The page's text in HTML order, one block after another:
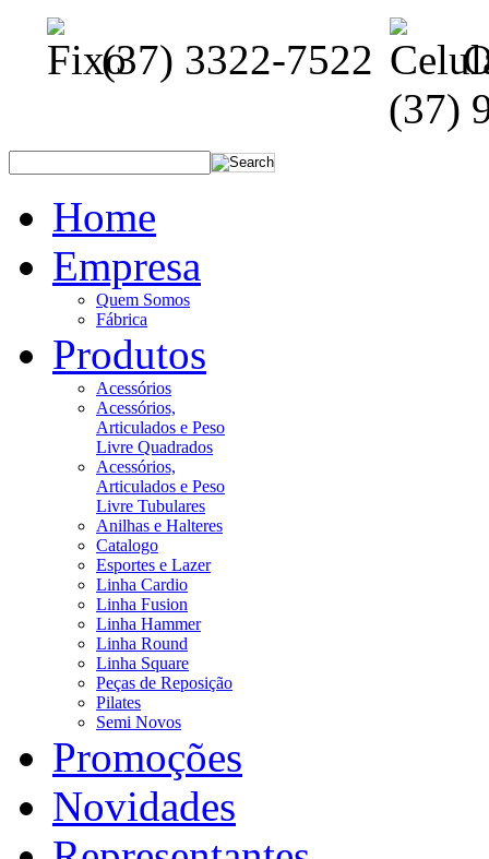
(37) 3322-7522
(37)
Home
Empresa
Quem Somos
Fábrica
Produtos
Acessórios
Acessórios,
Articulados e Peso
Livre Quadrados
Acessórios,
Articulados e Peso
Livre Tubulares
Anilhas e Halteres
Catalogo
Esportes e Lazer
Linha Cardio
Linha Fusion
Linha Hammer
Linha Round
Linha Square
Peças de Reposição
Pilates
Semi Novos
Promoções
Novidades